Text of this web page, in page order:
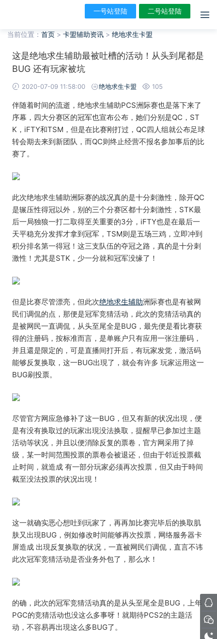
一号站登陆 二号站登陆
当前位置： 首页 > 卡盟辅助资讯 > 绝地求生卡盟
这是绝地求生辅助最被吐槽的活动！从头到尾都是
BUG 还有玩家被坑
2020-07-09 11:58:00 绝地求生卡盟 105
伴随着时间的流逝，绝地求生辅助PCS洲际赛也是落下来了
序幕，四大分赛区的冠军也宣布公布，她们分别是QC，ST
K，iFTY和TSM，但是在比赛刚打过，QC四人组就公布足球
转会期去来到新团队，而QC则终止经营不报名参加事后的比
赛了。
此次绝地求生辅助洲际赛的战况真的是十分刺激性，除开QC
是辗压性得冠以外，别的三个分赛区都十分刺激性，STK最
后一局独狼一打二取得至关重要的3分，iFTY也是在最后一
天平稳充分发挥才拿到冠军，TSM则是五场三鸡，立即冲到
积分排名第一得冠！这三支队伍的夺冠之路，真的是十分刺
激性！尤其是STK，少一分就和冠军没缘了！
但是比赛尽管漂亮，但此次绝地求生辅助洲际赛也是有被网
民们调侃的点，那便是冠军竞猜活动，此次的竞猜活动真的
是被网民一直调侃，从头至尾全是BUG，最先便是看比赛获
得的注册码，按标准而言，是单账户只有应用一张注册码，
并且還是限定的，可是直播间打开后，有玩家发觉，激活码
能够反复换取，这一BUG出現了，就会有许多 玩家运用这一
BUG刷投票。
尽管官方网应急修补了这一BUG，但又有新的状况出現，便
是有没有换取过的玩家出現没法换取，提醒早已参加过主题
活动等状况，并且以便消除反复的票卷，官方网采用了掉
级，某一时间范围投票的票卷会被退还，但由于邻近投票截
止时间，就造成 有一部分玩家必须再次投票，但又由于時间
截至没法投票的状况出現！
这一就确实恶心想吐到玩家了，再再加比赛完毕后的换取肌
肤又出現BUG，例如修改时间能够再次投票，网络服务器卡
屏造成 出現反复换取的状况，一直被网民们调侃，直言不讳
此次冠军竞猜活动是否业务外包了，那么水！
的确，此次的冠军竞猜活动真的是从头至尾全是BUG，上年
PGC的竞猜活动也没这么多事呀！就期待PCS2的主题活
动，不容易再出現这么多BUG了。